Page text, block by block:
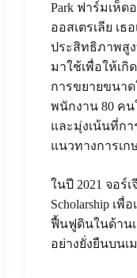
Park ฟาร์มเห็
ออสเตรเลีย เ
ประสิทธิภาพสู
มาใช้เพื่อให้เกิ
การขยายขนาด
พนักงาน 80 คน
และมุ่งเน้นที่ก
แนวทางการเ
ในปี 2021 จอร์เ
Scholarship เ
ฟื้นฟูดินในด้าน
อย่างยั่งยืนบน